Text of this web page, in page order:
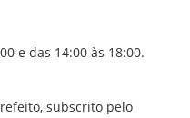
e das 14:00 às 18:00.
subscrito pelo